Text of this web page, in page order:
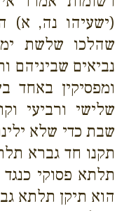
(ישעיהו נה, א)
שהלכו שלשת
נביאים שביניהם
ומפסיקין באחד
שלישי ורביעי
שבת כדי שלא
תקנו חד גברא
תלתא פסוקי
הוא תיקן תלתא